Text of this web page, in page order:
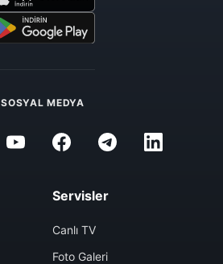
SOSYAL MEDYA
Servisler
Canlı TV
Foto Galeri